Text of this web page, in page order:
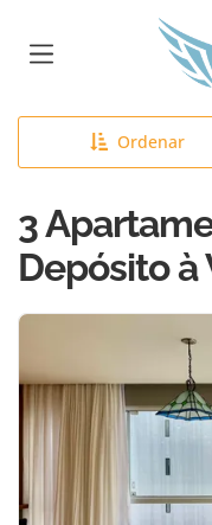
Ordenar
3
Depósito à